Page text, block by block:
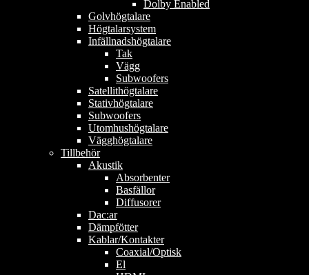
Dolby Enabled
Golvhögtalare
Högtalarsystem
Infällnadshögtalare
Tak
Vägg
Subwoofers
Satellithögtalare
Stativhögtalare
Subwoofers
Utomhushögtalare
Vägghögtalare
Tillbehör
Akustik
Absorbenter
Basfällor
Diffusorer
Dac:ar
Dämpfötter
Kablar/Kontakter
Coaxial/Optisk
El